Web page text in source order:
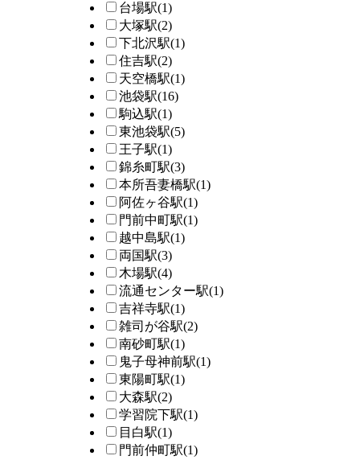
台場駅(1)
大塚駅(2)
下北沢駅(1)
住吉駅(2)
天空橋駅(1)
池袋駅(16)
駒込駅(1)
東池袋駅(5)
王子駅(1)
錦糸町駅(3)
本所吾妻橋駅(1)
阿佐ヶ谷駅(1)
門前中町駅(1)
越中島駅(1)
両国駅(3)
木場駅(4)
流通センター駅(1)
吉祥寺駅(1)
雑司が谷駅(2)
南砂町駅(1)
鬼子母神前駅(1)
東陽町駅(1)
大森駅(2)
学習院下駅(1)
目白駅(1)
門前仲町駅(1)